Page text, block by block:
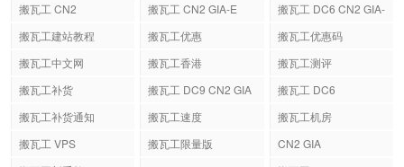
搬瓦工 CN2
搬瓦工 CN2 GIA-E
搬瓦工 DC6 CN2 GIA-
搬瓦工建站教程 搬瓦工优惠
搬瓦工优惠码
搬瓦工中文网
搬瓦工香港
搬瓦工测评
搬瓦工补货
搬瓦工 DC9 CN2 GIA
搬瓦工 DC6
搬瓦工补货通知
搬瓦工速度
搬瓦工机房
搬瓦工 VPS
搬瓦工限量版
CN2 GIA